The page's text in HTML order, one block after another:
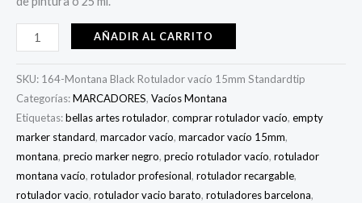
AÑADIR AL CARRITO
SKU: 164-Montana Black Rotulador vacío 15mm Standardtip
Categorías:MARCADORES, Vacíos Montana
Etiquetas:bellas artes rotulador, comprar rotulador vacío, empty
marker standard, marcador vacío, marcador vacío 15mm,
montana, precio marker negro, precio rotulador vacío, rotulador
montana vacío, rotulador profesional, rotulador recargable,
rotulador vacio, rotulador vacio barato, rotuladores barcelona,